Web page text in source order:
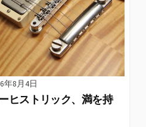
年8月4日
ヒストリック、満を持